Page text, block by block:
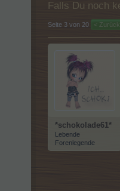
Falls Du noch
Seite 3 von 20 < Zurück
*schokolade61*
Lebende
Forenlegende